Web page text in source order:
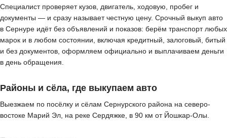
Специалист проверяет кузов, двигатель, ходовую, пробег и
документы — и сразу называет честную цену. Срочный выкуп авто
в Сернуре идёт без объявлений и показов: берём транспорт любых
марок и в любом состоянии, включая кредитный, залоговый, битый
и без документов, оформляем официально и выплачиваем деньги
в день обращения.
Районы и сёла, где выкупаем авто
Выезжаем по посёлку и сёлам Сернурского района на северо-
востоке Марий Эл, на реке Сердяжке, в 90 км от Йошкар-Олы.